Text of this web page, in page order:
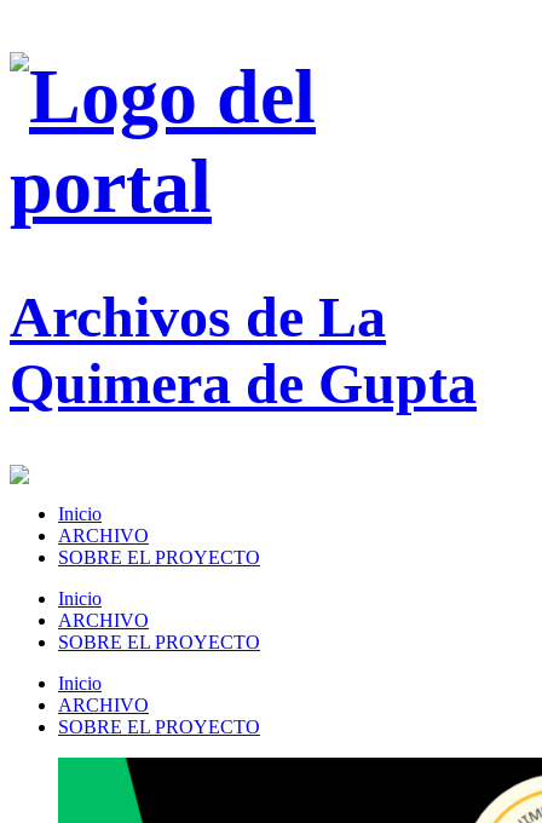
Archivos de La
Quimera de Gupta
Inicio
ARCHIVO
SOBRE EL PROYECTO
Inicio
ARCHIVO
SOBRE EL PROYECTO
Inicio
ARCHIVO
SOBRE EL PROYECTO